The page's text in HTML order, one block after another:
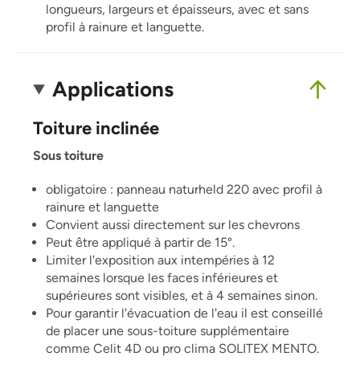
longueurs, largeurs et épaisseurs, avec et sans
profil à rainure et languette.
Applications
Toiture inclinée
Sous toiture
obligatoire : panneau naturheld 220 avec profil à
rainure et languette
Convient aussi directement sur les chevrons
Peut être appliqué à partir de 15°.
Limiter l'exposition aux intempéries à 12
semaines lorsque les faces inférieures et
supérieures sont visibles, et à 4 semaines sinon.
Pour garantir l'évacuation de l'eau il est conseillé
de placer une sous-toiture supplémentaire
comme Celit 4D ou pro clima SOLITEX MENTO.